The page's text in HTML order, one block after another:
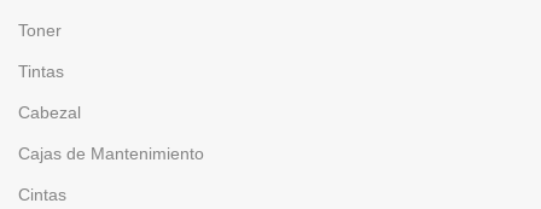
Toner
Tintas
Cabezal
Cajas de Mantenimiento
Cintas